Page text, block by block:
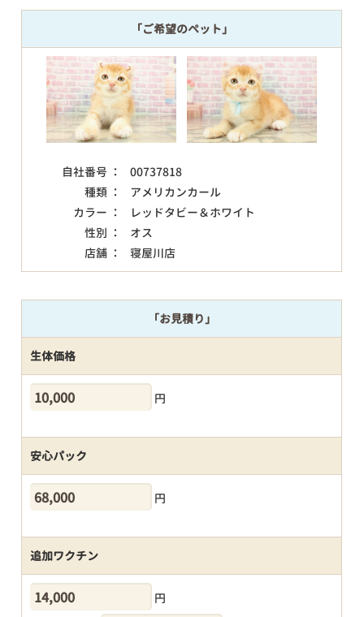
「ご希望のペット」
自社番号 ：
00737818
種類 ：
アメリカンカール
カラー ：
レッドタビー＆ホワイト
性別 ：
オス
店舗 ：
寝屋川店
「お見積り」
生体価格
円
安心パック
円
追加ワクチン
円